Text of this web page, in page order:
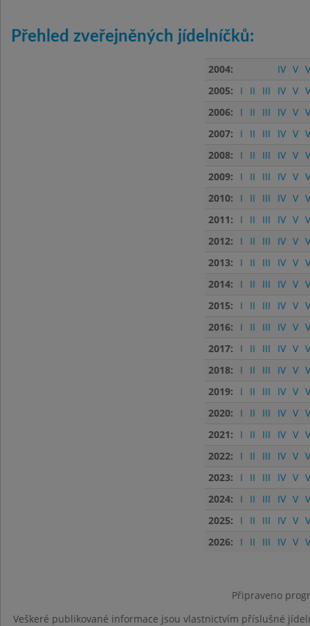
Přehled zveřejněných jídelníčků:
2004: IV V
2005:
I II III IV V
2006:
I II III IV V
2007:
I II III IV V
2008:
I II III IV V
2009:
I II III IV V
2010:
I II III IV V
2011:
I II III IV V
2012:
I II III IV V
2013:
I II III IV V
2014:
I II III IV V
2015:
I II III IV V
2016:
I II III IV V
2017:
I II III IV V
2018:
I II III IV V
2019:
I II III IV V
2020:
I II III IV V
2021:
I II III IV V
2022:
I II III IV V
2023:
I II III IV V
2024:
I II III IV V
2025:
I II III IV V
2026:
I II III IV V
Připraveno
Veškeré publikované informace jsou vlastnictvím příslušné